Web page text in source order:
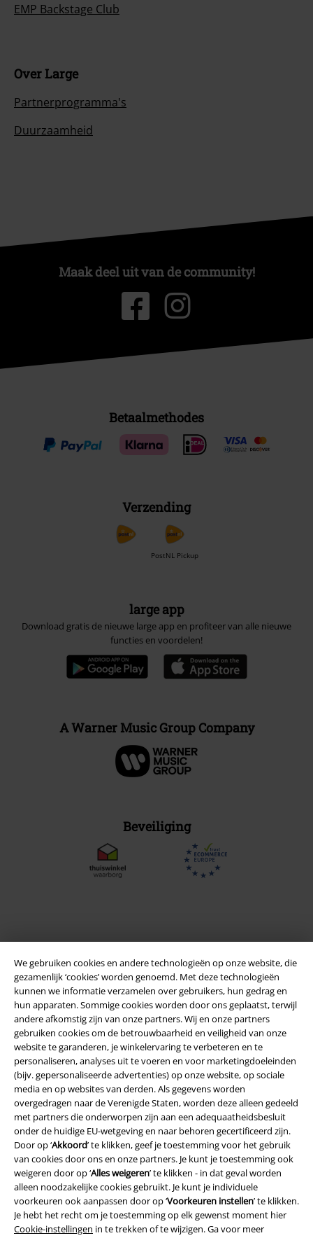
We gebruiken cookies en andere technologieën op onze website, die
gezamenlijk ‘cookies’ worden genoemd. Met deze technologieën
kunnen we informatie verzamelen over gebruikers, hun gedrag en
hun apparaten. Sommige cookies worden door ons geplaatst, terwijl
andere afkomstig zijn van onze partners. Wij en onze partners
gebruiken cookies om de betrouwbaarheid en veiligheid van onze
website te garanderen, je winkelervaring te verbeteren en te
personaliseren, analyses uit te voeren en voor marketingdoeleinden
(bijv. gepersonaliseerde advertenties) op onze website, op sociale
media en op websites van derden. Als gegevens worden
overgedragen naar de Verenigde Staten, worden deze alleen gedeeld
met partners die onderworpen zijn aan een adequaatheidsbesluit
onder de huidige EU-wetgeving en naar behoren gecertificeerd zijn.
Door op ‘Akkoord’ te klikken, geef je toestemming voor het gebruik
van cookies door ons en onze partners. Je kunt je toestemming ook
weigeren door op ‘Alles weigeren’ te klikken - in dat geval worden
alleen noodzakelijke cookies gebruikt. Je kunt je individuele
voorkeuren ook aanpassen door op ‘Voorkeuren instellen’ te klikken.
Je hebt het recht om je toestemming op elk gewenst moment hier
Cookie-instellingen in te trekken of te wijzigen. Ga voor meer
EMP Backstage Club
Over Large
Partnerprogramma's
Duurzaamheid
Maak deel uit van de community!
Betaalmethodes
Verzending
PostNL Pickup
large app
Download gratis de nieuwe large app en profiteer van alle nieuwe
functies en voordelen!
A Warner Music Group Company
Beveiliging
Legal
Algemene Voorwaarden
Bedrijfsgegevens
Privacyverklaring
Verklaring van conformiteit
Informatie over toegankelijkheid
Cookie-instellingen